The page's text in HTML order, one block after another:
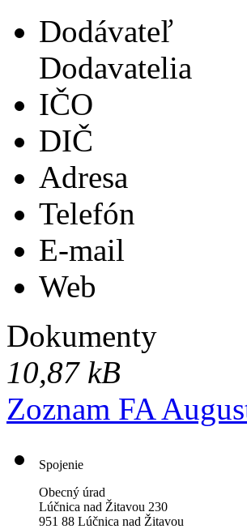
Dodávateľ
Dodavatelia
IČO
DIČ
Adresa
Telefón
E-mail
Web
Dokumenty
10,87 kB
Zoznam FA
Spojenie
Obecný úrad
Lúčnica nad Žitavou 230
951 88 Lúčnica nad Žitavou